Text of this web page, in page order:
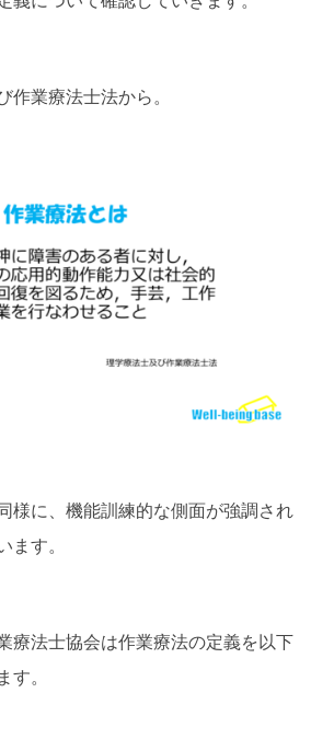
作業療法士法から。
様に、機能訓練的な側面が強調され
ます。
療法士協会は作業療法の定義を以下
。